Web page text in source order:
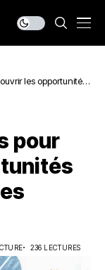
les opportunités
pour
236 LECTURES